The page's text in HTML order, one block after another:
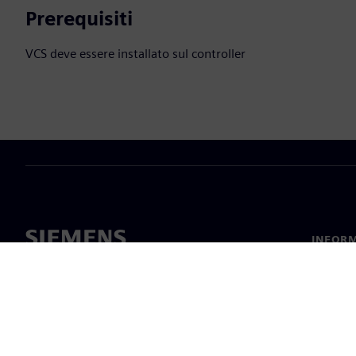
Prerequisiti
VCS deve essere installato sul controller